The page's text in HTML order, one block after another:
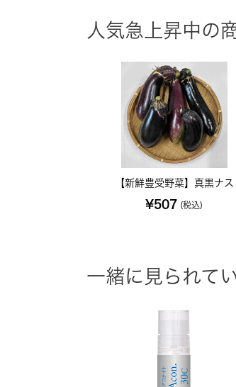
人気急上昇中の
【新鮮豊受野菜】真黒ナス
¥507 (税込)
一緒に見られて